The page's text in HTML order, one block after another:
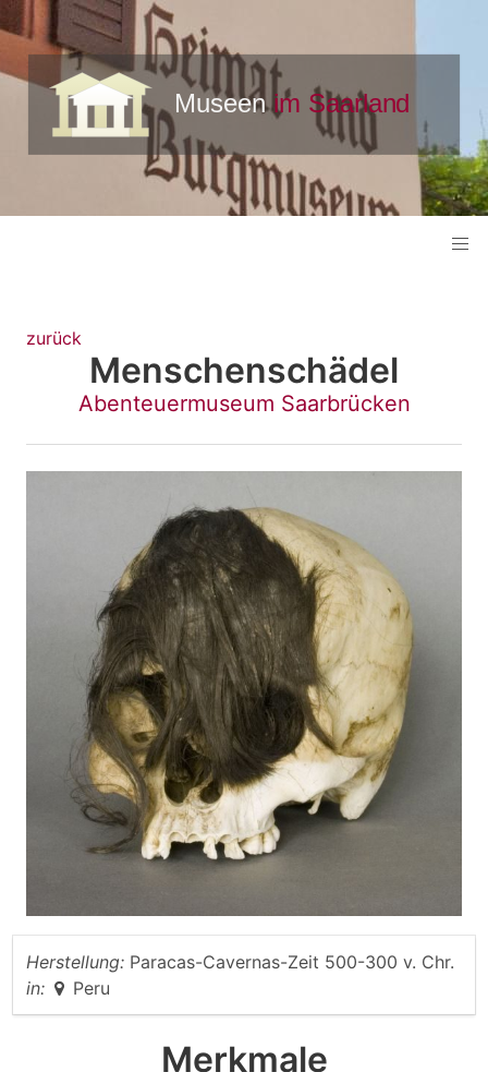
zurück
Menschenschädel
Abenteuermuseum Saarbrücken
Herstellung: Paracas-Cavernas-Zeit 500-300 v. Chr.
in:
Peru
Merkmale